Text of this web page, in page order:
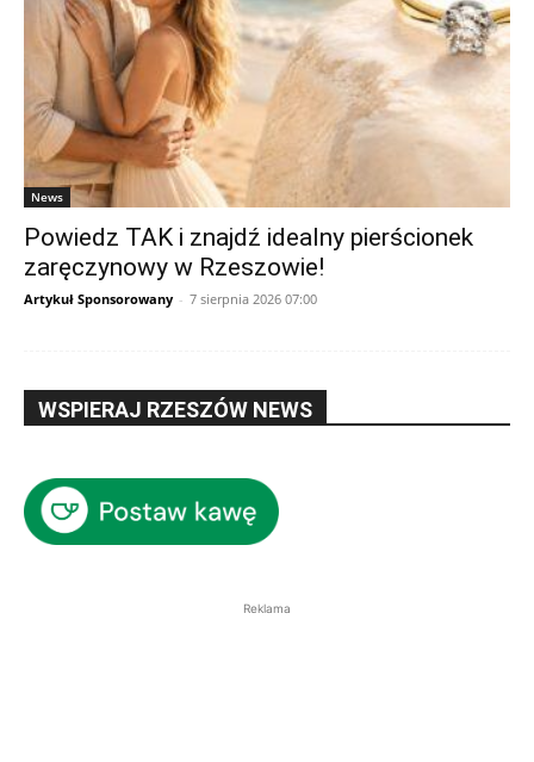
News
Powiedz TAK i znajdź idealny pierścionek
zaręczynowy w Rzeszowie!
Artykuł Sponsorowany - 7 sierpnia 2026 07:00
WSPIERAJ RZESZÓW NEWS
Reklama